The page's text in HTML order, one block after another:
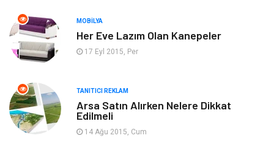
Bilgisayar ve Yazılım
Giyim
Makine
Organizasyon Turizm
MOBILYA
Her Eve Lazım Olan Kanepeler
17 Eyl 2015, Per
TANITICI REKLAM
Arsa Satın Alırken Nelere Dikkat
Edilmeli
14 Ağu 2015, Cum